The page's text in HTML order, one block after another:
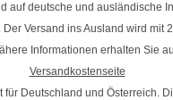
auf deutsche und ausländische
Versand ins Ausland wird mit
Informationen erhalten Sie
Versandkostenseite
für Deutschland und Österreich.